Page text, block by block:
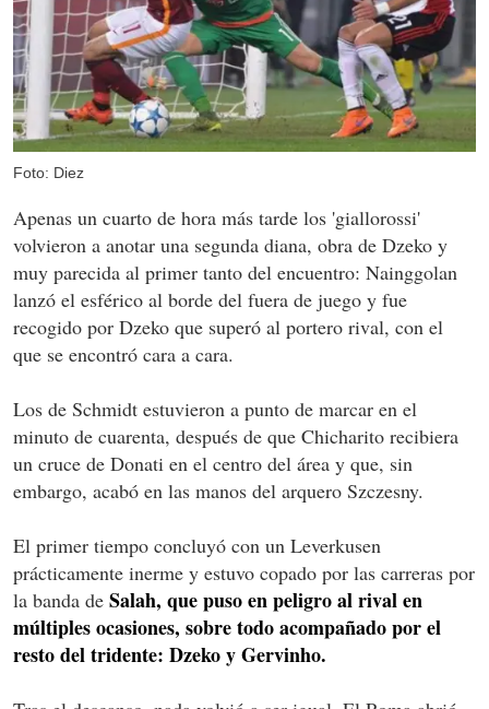
Foto: Diez
Apenas un cuarto de hora más tarde los 'giallorossi'
volvieron a anotar una segunda diana, obra de Dzeko y
muy parecida al primer tanto del encuentro: Nainggolan
lanzó el esférico al borde del fuera de juego y fue
recogido por Dzeko que superó al portero rival, con el
que se encontró cara a cara.
Los de Schmidt estuvieron a punto de marcar en el
minuto de cuarenta, después de que Chicharito recibiera
un cruce de Donati en el centro del área y que, sin
embargo, acabó en las manos del arquero Szczesny.
El primer tiempo concluyó con un Leverkusen
prácticamente inerme y estuvo copado por las carreras por
la banda de Salah, que puso en peligro al rival en
múltiples ocasiones, sobre todo acompañado por el
resto del tridente: Dzeko y Gervinho.